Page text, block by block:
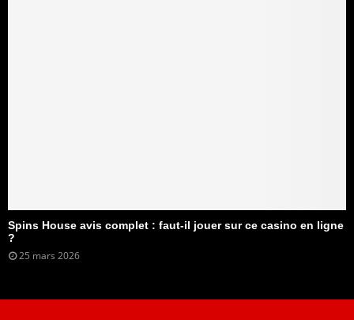
Spins House avis complet : faut-il jouer sur ce casino en ligne
?
25 mars 2026